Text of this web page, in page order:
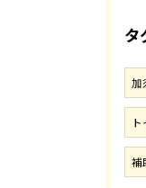
タ
加
補